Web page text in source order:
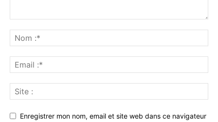
Enregistrer mon nom, email et site web dans ce navigateur